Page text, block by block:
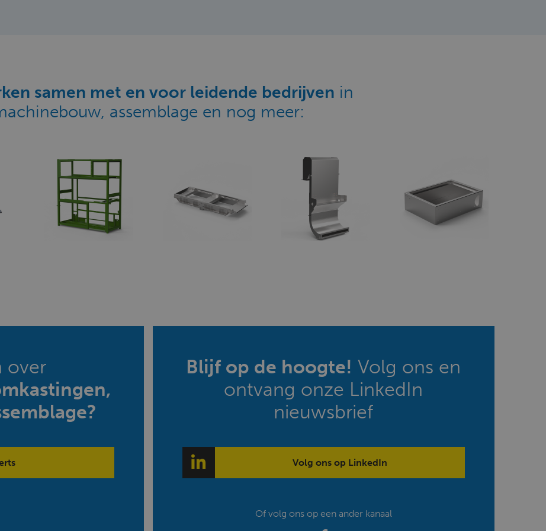
samen met en voor leidende bedrijven in
assemblage en nog meer:
over
Blijf op de hoogte! Volg ons en
ontvang onze LinkedIn
nieuwsbrief
Volg ons op LinkedIn
Of volg ons op een ander kanaal